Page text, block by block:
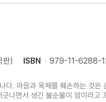
판) ISBN 979-11-6288-
다. 마음과 육체를 훼손하는 것
나면서 생긴 불순물이 암이라고